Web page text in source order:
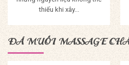
thiếu khi xây...
Mua Hàng
ĐÁ MUỐI MASSAGE